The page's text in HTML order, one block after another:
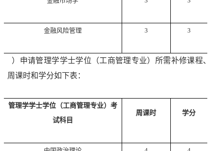
金融风险管理 3 3
）申请管理学学士学位（工商管理专业）所需补修课程、
周课时和学分如下表：
管理学学士学位（工商管理专业）考
试科目
周课时 学分